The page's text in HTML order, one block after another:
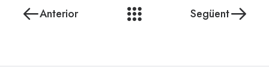
Anterior Següent